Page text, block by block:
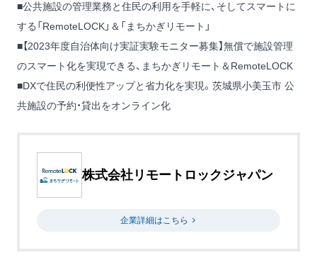
■公共施設の管理業務と住民の利用を手軽に、そしてスマートに
する「RemoteLOCK」＆「まちかぎリモート」
■【2023年度自治体向け実証実験モニター募集】無償で施設管理
のスマート化を実現できる、まちかぎリモート＆RemoteLOCK
■DXで住民の利便性アップと省力化を実現。茨城県小美玉市 公
共施設の予約・貸出をオンライン化
株式会社リモートロックジャパン
企業詳細はこちら